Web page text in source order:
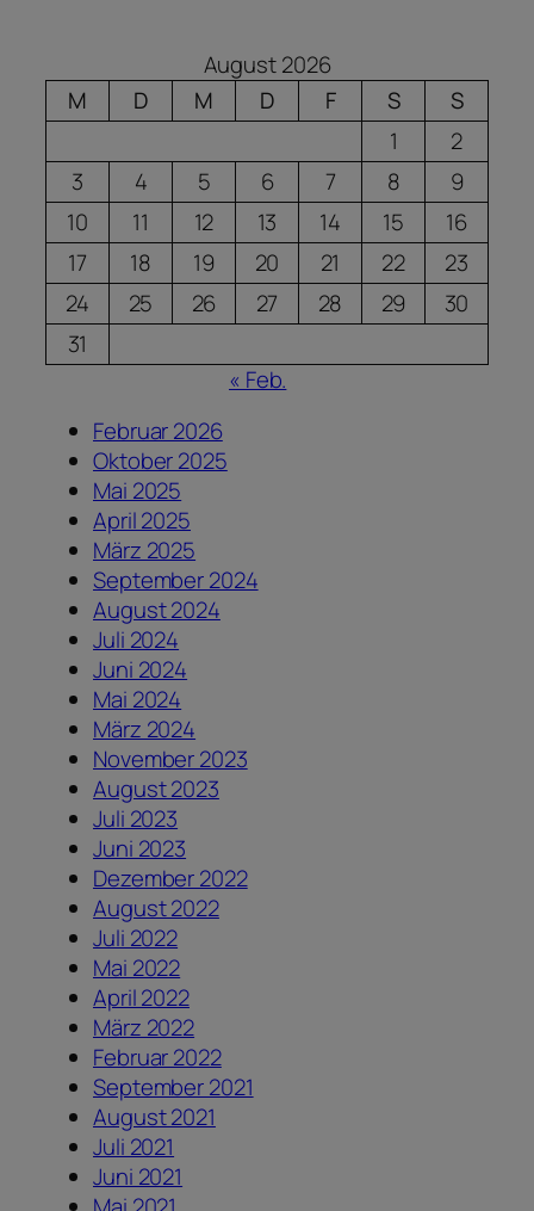
August 2026
M
D M D F S
S
1
2
3
4 5 6 7 8
9
10
11 12 13 14 15
16
17
18 19 20 21 22
23
24
25 26 27 28 29
30
31
« Feb.
Februar 2026
Oktober 2025
Mai 2025
April 2025
März 2025
September 2024
August 2024
Juli 2024
Juni 2024
Mai 2024
März 2024
November 2023
August 2023
Juli 2023
Juni 2023
Dezember 2022
August 2022
Juli 2022
Mai 2022
April 2022
März 2022
Februar 2022
September 2021
August 2021
Juli 2021
Juni 2021